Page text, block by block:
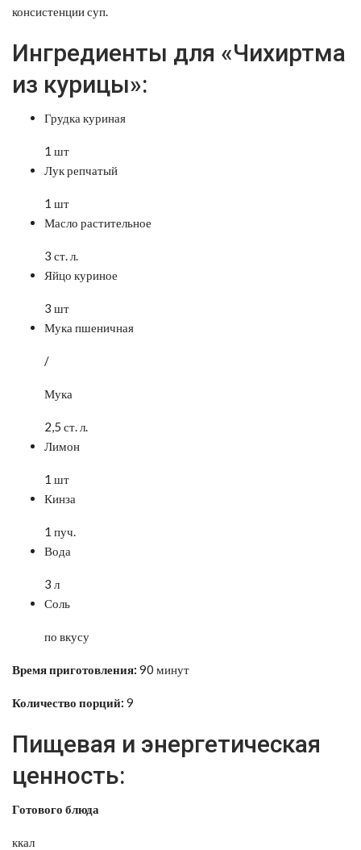
консистенции суп.
Ингредиенты для «Чихиртма
из курицы»:
Грудка куриная
1 шт
Лук репчатый
1 шт
Масло растительное
3 ст. л.
Яйцо куриное
3 шт
Мука пшеничная
/
Мука
2,5 ст. л.
Лимон
1 шт
Кинза
1 пуч.
Вода
3 л
Соль
по вкусу
Время приготовления: 90 минут
Количество порций: 9
Пищевая и энергетическая
ценность:
Готового блюда
ккал